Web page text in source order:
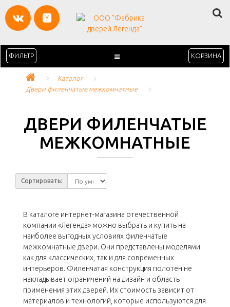
ФИЛЬТР КОРЗИНА
Каталог
Двери филенчатые межкомнатные
ДВЕРИ ФИЛЕНЧАТЫЕ
МЕЖКОМНАТНЫЕ
Сортировать:
В каталоге интернет-магазина отечественной
компании «Легенда» можно выбрать и купить на
наиболее выгодных условиях филенчатые
межкомнатные двери. Они представлены моделями
как для классических, так и для современных
интерьеров. Филенчатая конструкция полотен не
накладывает ограничений на дизайн и область
применения этих дверей. Их стоимость зависит от
материалов и технологий, которые используются для